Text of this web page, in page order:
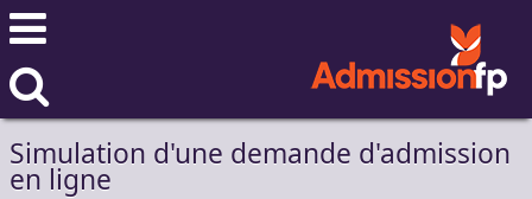
Simulation d'une demande d'admission
en ligne